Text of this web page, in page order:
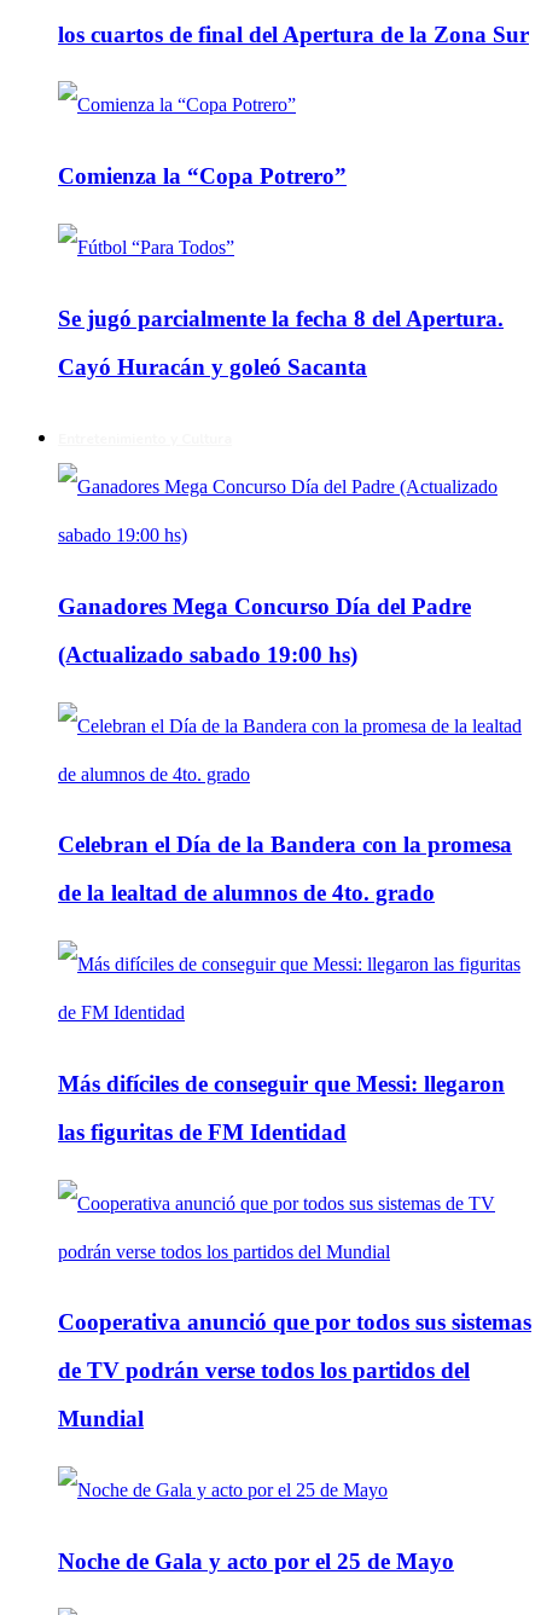
los cuartos de final del Apertura de la Zona Sur
Comienza la “Copa Potrero”
Se jugó parcialmente la fecha 8 del Apertura.
Cayó Huracán y goleó Sacanta
Ganadores Mega Concurso Día del Padre
(Actualizado sabado 19:00 hs)
Celebran el Día de la Bandera con la promesa
de la lealtad de alumnos de 4to. grado
Más difíciles de conseguir que Messi: llegaron
las figuritas de FM Identidad
Cooperativa anunció que por todos sus sistemas
de TV podrán verse todos los partidos del
Mundial
Noche de Gala y acto por el 25 de Mayo